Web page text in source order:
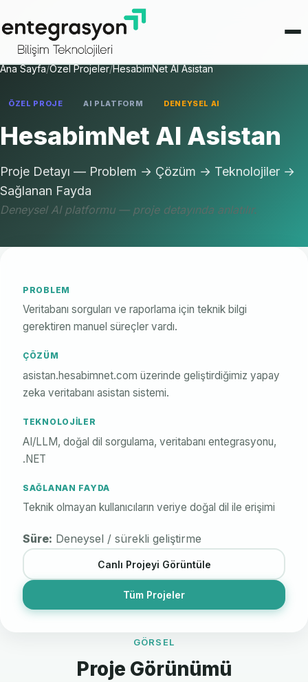
Ana Sayfa/Özel Projeler/HesabimNet AI Asistan
ÖZEL PROJE AI PLATFORM DENEYSEL AI
HesabimNet AI Asistan
Proje Detayı — Problem → Çözüm → Teknolojiler →
Sağlanan Fayda
Deneysel AI platformu — proje detayında anlatılır.
PROBLEM
Veritabanı sorguları ve raporlama için teknik bilgi
gerektiren manuel süreçler vardı.
ÇÖZÜM
asistan.hesabimnet.com üzerinde geliştirdiğimiz yapay
zeka veritabanı asistan sistemi.
TEKNOLOJILER
AI/LLM, doğal dil sorgulama, veritabanı entegrasyonu,
.NET
SAĞLANAN FAYDA
Teknik olmayan kullanıcıların veriye doğal dil ile erişimi
Süre: Deneysel / sürekli geliştirme
Canlı Projeyi Görüntüle
Tüm Projeler
GÖRSEL
Proje Görünümü